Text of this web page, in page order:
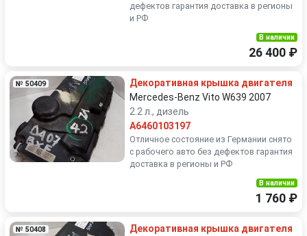
дефектов гарантия доставка в регионы
и РФ
В наличии
26 400 ₽
№ 50409
Декоративная крышка двигателя
Mercedes-Benz Vito W639 2007
2.2 л., дизель
A6460103197
Отличное состояние из Германии снято
с рабочего авто без дефектов гарантия
доставка в регионы и РФ
В наличии
1 760 ₽
№ 50408
Декоративная крышка двигателя